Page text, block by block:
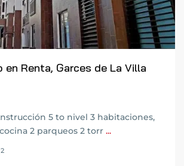
en Renta, Garces de La Villa
5 to nivel 3 habitaciones,
2 parqueos 2 torr ...
2